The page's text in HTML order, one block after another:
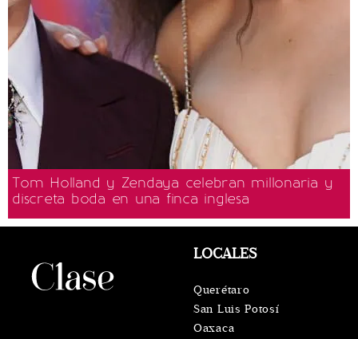
Tom Holland y Zendaya celebran millonaria y
discreta boda en una finca inglesa
LOCALES
Querétaro
San Luis Potosí
Oaxaca